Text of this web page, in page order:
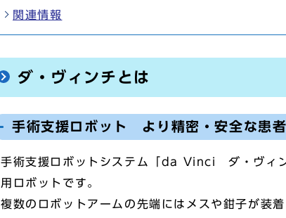
関連情報
ダ・ヴィンチとは
手術支援ロボット より精密・安全な患
手術支援ロボットシステム「da Vinci ダ・ヴィ
用ロボットです。
複数のロボットアームの先端にはメスや鉗子が装